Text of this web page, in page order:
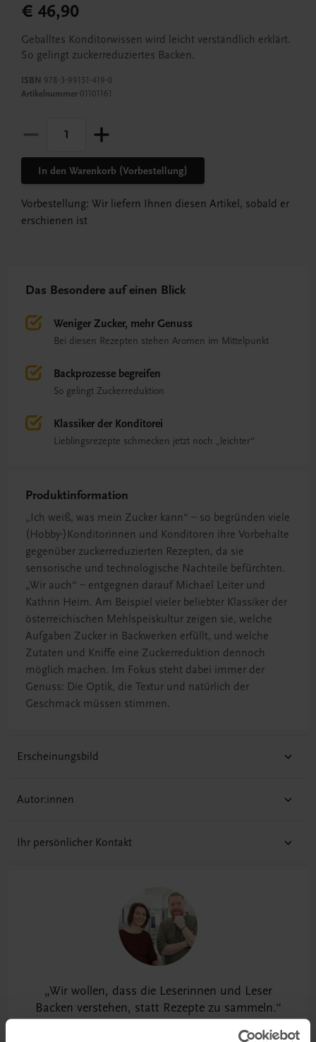
€ 46,90
Geballtes Konditorwissen wird leicht verständlich erklärt.
So gelingt zuckerreduziertes Backen.
ISBN 978-3-99151-419-0
Artikelnummer 01101161
In den Warenkorb (Vorbestellung)
Vorbestellung: Wir liefern Ihnen diesen Artikel, sobald er
erschienen ist
Das Besondere auf einen Blick
Weniger Zucker, mehr Genuss
Bei diesen Rezepten stehen Aromen im Mittelpunkt
Backprozesse begreifen
So gelingt Zuckerreduktion
Klassiker der Konditorei
Lieblingsrezepte schmecken jetzt noch „leichter“
Produktinformation
„Ich weiß, was mein Zucker kann“ – so begründen viele
(Hobby-)Konditorinnen und Konditoren ihre Vorbehalte
gegenüber zuckerreduzierten Rezepten, da sie
sensorische und technologische Nachteile befürchten.
„Wir auch“ – entgegnen darauf Michael Leiter und
Kathrin Heim. Am Beispiel vieler beliebter Klassiker der
österreichischen Mehlspeiskultur zeigen sie, welche
Aufgaben Zucker in Backwerken erfüllt, und welche
Zutaten und Kniffe eine Zuckerreduktion dennoch
möglich machen. Im Fokus steht dabei immer der
Genuss: Die Optik, die Textur und natürlich der
Geschmack müssen stimmen.
Erscheinungsbild
Autor:innen
Ihr persönlicher Kontakt
Wir wollen, dass die Leserinnen und Leser
Backen verstehen, statt Rezepte zu sammeln.